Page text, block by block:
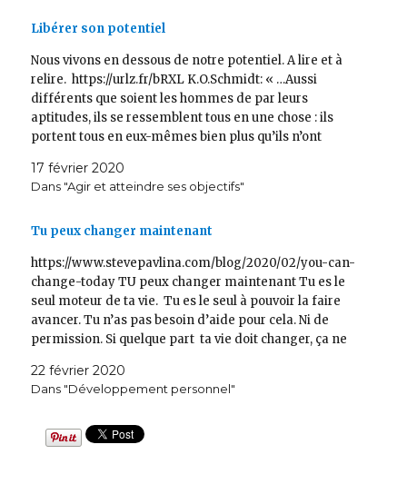
Libérer son potentiel
Nous vivons en dessous de notre potentiel. A lire et à
relire. https://urlz.fr/bRXL K.O.Schmidt: « …Aussi
différents que soient les hommes de par leurs
aptitudes, ils se ressemblent tous en une chose : ils
portent tous en eux-mêmes bien plus qu’ils n’ont
encore immensément…
17 février 2020
Dans "Agir et atteindre ses objectifs"
Tu peux changer maintenant
https://www.stevepavlina.com/blog/2020/02/you-can-
change-today TU peux changer maintenant Tu es le
seul moteur de ta vie. Tu es le seul à pouvoir la faire
avancer. Tu n’as pas besoin d’aide pour cela. Ni de
permission. Si quelque part ta vie doit changer, ça ne
22 février 2020
Dans "Développement personnel"